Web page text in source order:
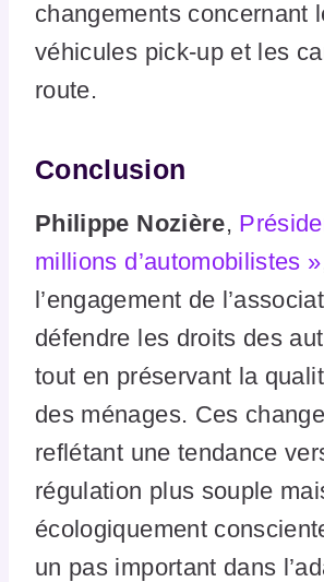
changements concernant
véhicules pick-up et les
route.
Conclusion
Philippe Nozière,
millions d’automobilistes »
l’engagement de
défendre les droits des
tout en préservant la
des ménages. Ces
reflétant une tendance
régulation plus souple
écologiquement
un pas important dans